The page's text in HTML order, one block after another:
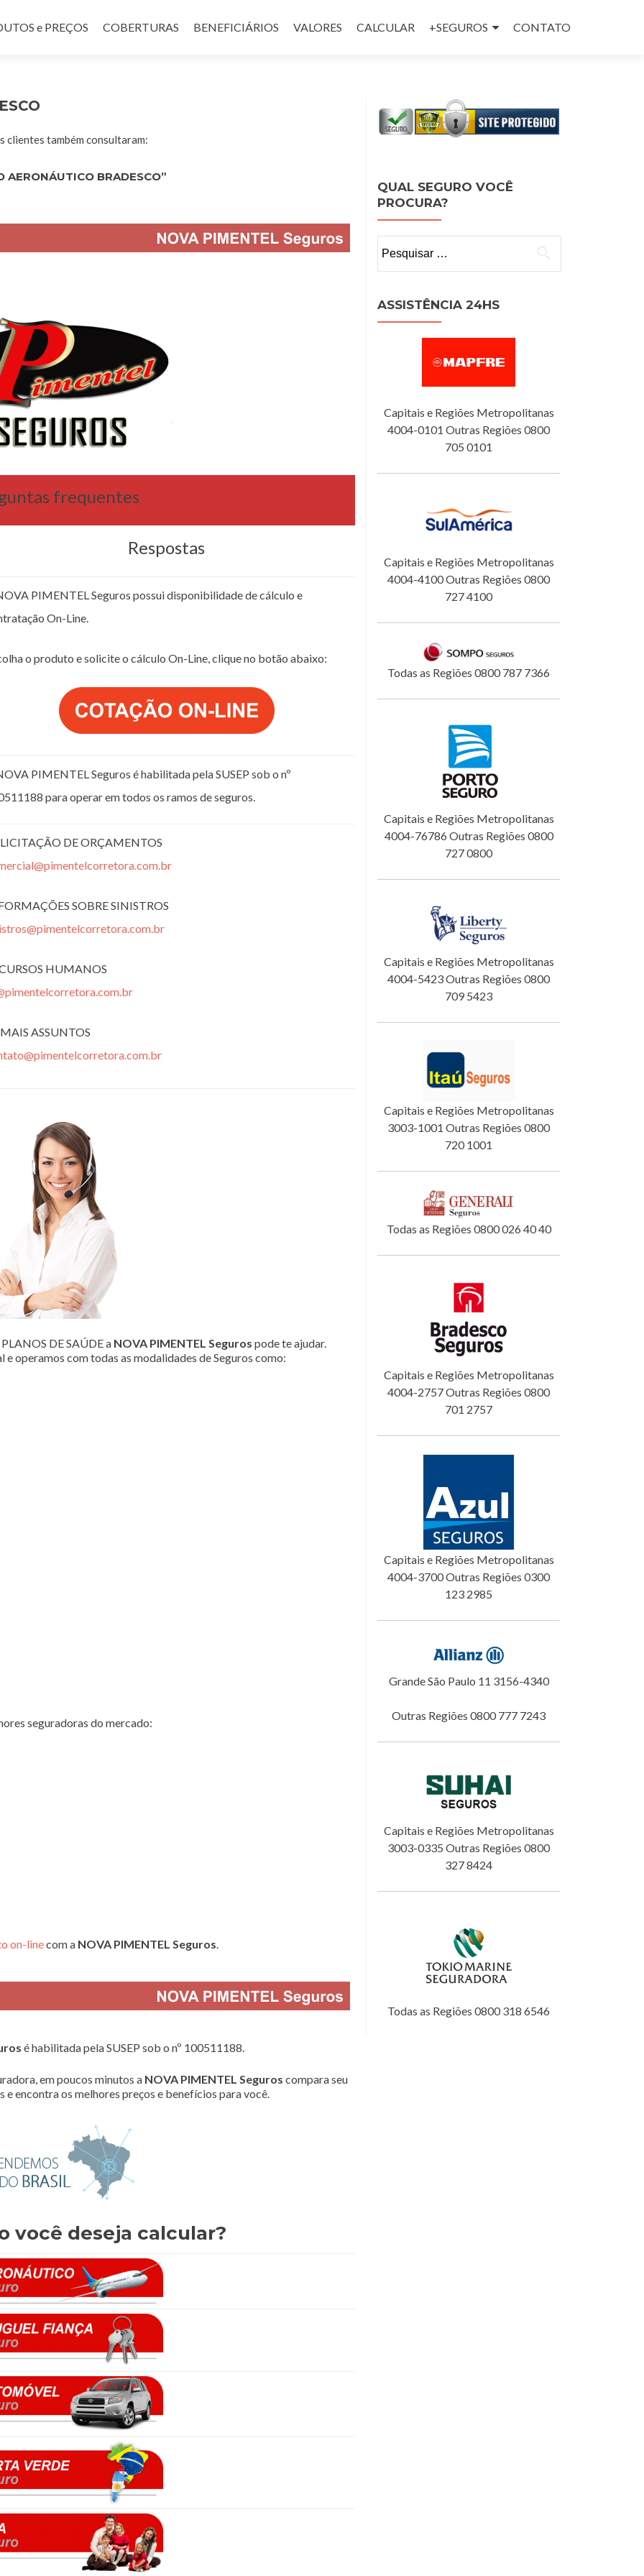
e PREÇOS COBERTURAS BENEFICIÁRIOS VALORES CALCULAR +SEGUROS CONTATO
clientes também consultaram:
AERONÁUTICO BRADESCO”
frequentes
Respostas
PIMENTEL Seguros possui disponibilidade de cálculo e
On-Line.
o produto e solicite o cálculo On-Line, clique no botão abaixo:
PIMENTEL Seguros é habilitada pela SUSEP sob o nº
para operar em todos os ramos de seguros.
DE ORÇAMENTOS
SOBRE SINISTROS
HUMANOS
ASSUNTOS
DE SAÚDE a NOVA PIMENTEL Seguros pode te ajudar.
operamos com todas as modalidades de Seguros como:
seguradoras do mercado:
on-linecom a NOVA PIMENTEL Seguros.
é habilitada pela SUSEP sob o nº 100511188.
em poucos minutos a NOVA PIMENTEL Seguros compara seu
e encontra os melhores preços e benefícios para você.
você deseja calcular?
QUAL SEGURO VOCÊ
PROCURA?
por:
ASSISTÊNCIA 24HS
Capitais e Regiões Metropolitanas
4004-0101 Outras Regiões 0800
705 0101
Capitais e Regiões Metropolitanas
4004-4100 Outras Regiões 0800
727 4100
Todas as Regiões 0800 787 7366
Capitais e Regiões Metropolitanas
4004-76786 Outras Regiões 0800
727 0800
Capitais e Regiões Metropolitanas
4004-5423 Outras Regiões 0800
709 5423
Capitais e Regiões Metropolitanas
3003-1001 Outras Regiões 0800
720 1001
Todas as Regiões 0800 026 40 40
Capitais e Regiões Metropolitanas
4004-2757 Outras Regiões 0800
701 2757
Capitais e Regiões Metropolitanas
4004-3700 Outras Regiões 0300
123 2985
Grande São Paulo 11 3156-4340
Outras Regiões 0800 777 7243
Capitais e Regiões Metropolitanas
3003-0335 Outras Regiões 0800
327 8424
Todas as Regiões 0800 318 6546